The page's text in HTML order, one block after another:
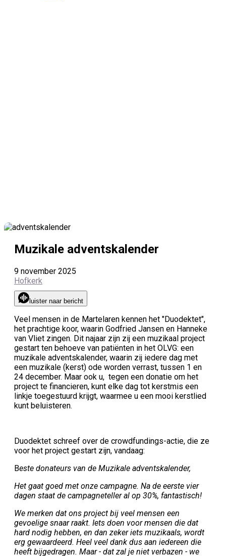
Muzikale adventskalender
9 november 2025
Hofkerk
luister naar bericht
Veel mensen in de Martelaren kennen het "Duodektet",
het prachtige koor, waarin Godfried Jansen en Hanneke
van Vliet zingen. Dit najaar zijn zij een muzikaal project
gestart ten behoeve van patiënten in het OLVG: een
muzikale adventskalender, waarin zij iedere dag met
een muzikale (kerst) ode worden verrast, tussen 1 en
24 december. Maar ook u, tegen een donatie om het
project te financieren, kunt elke dag tot kerstmis een
linkje toegestuurd krijgt, waarmee u een mooi kerstlied
kunt beluisteren.
Duodektet schreef over de crowdfundings-actie, die ze
voor het project gestart zijn, vandaag:
Beste donateurs van de Muzikale adventskalender,
Het gaat goed met onze campagne. Na de eerste vier
dagen staat de campagneteller al op 30%, fantastisch!
We merken dat ons project bij veel mensen een
gevoelige snaar raakt. Iets doen voor mensen die dat
hard nodig hebben, en dan zeker iets muzikaals, wordt
erg gewaardeerd. Heel veel dank dus aan iedereen die
heeft bijgedragen. Maar - dat zal je niet verbazen - we